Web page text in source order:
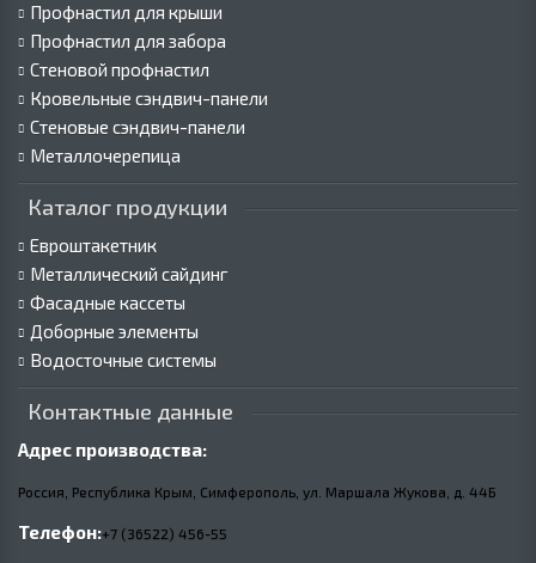
Профнастил для крыши
Профнастил для забора
Стеновой профнастил
Кровельные сэндвич-панели
Стеновые сэндвич-панели
Металлочерепица
Каталог продукции
Евроштакетник
Металлический сайдинг
Фасадные кассеты
Доборные элементы
Водосточные системы
Контактные данные
Адрес производства:
Россия, Республика Крым, Симферополь, ул. Маршала Жукова, д. 44Б
Телефон:+7 (36522) 456-55